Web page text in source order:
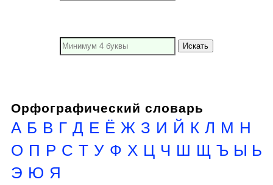
Искать
Орфографический словарь
А Б В Г Д Е Ё Ж З И Й К Л М Н
О П Р С Т У Ф Х Ц Ч Ш Щ Ъ Ы Ь
Э Ю Я